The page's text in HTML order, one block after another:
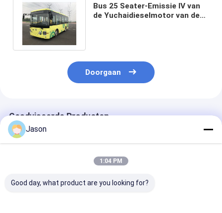
Bus 25 Seater-Emissie IV van
de Yuchaidieselmotor van de
Doorgaan
Geadviseerde Producten
Jason
1:04 PM
Good day, what product are you looking for?